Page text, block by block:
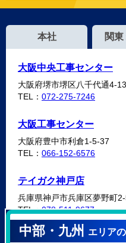
本社 関
大阪中央工事センター
大阪府堺市堺区八千代通4-13
TEL： 072-275-7246
大阪工事センター
大阪府豊中市利倉1-5-37
TEL： 066-152-6576
テイガク神戸店
兵庫県神戸市兵庫区夢野町2-
TEL：078-511-9677
テイガク泉北・泉南店
中部・九州 エリア